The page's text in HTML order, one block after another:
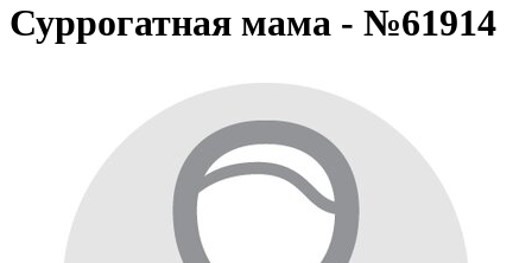
Суррогатная мама - №61914